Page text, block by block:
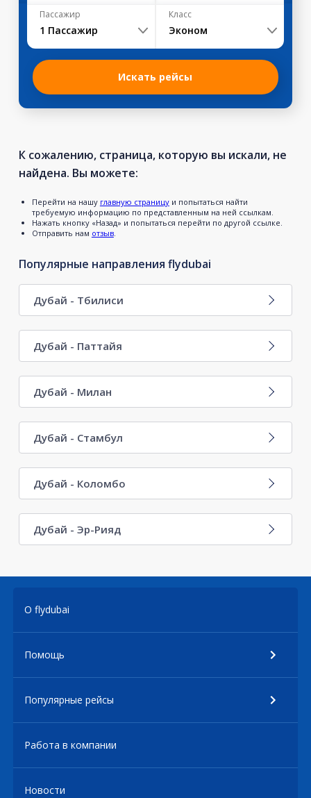
Пассажир
1 Пассажир
Класс
Эконом
Искать рейсы
К сожалению, страница, которую вы искали, не
найдена. Вы можете:
Перейти на нашу главную страницуи попытаться найти
требуемую информацию по представленным на ней ссылкам.
Нажать кнопку «Назад» и попытаться перейти по другой ссылке.
Отправить нам отзыв.
Популярные направления flydubai
Дубай - Тбилиси
Дубай - Паттайя
Дубай - Милан
Дубай - Стамбул
Дубай - Коломбо
Дубай - Эр-Рияд
О flydubai
Помощь
Популярные рейсы
Работа в компании
Новости